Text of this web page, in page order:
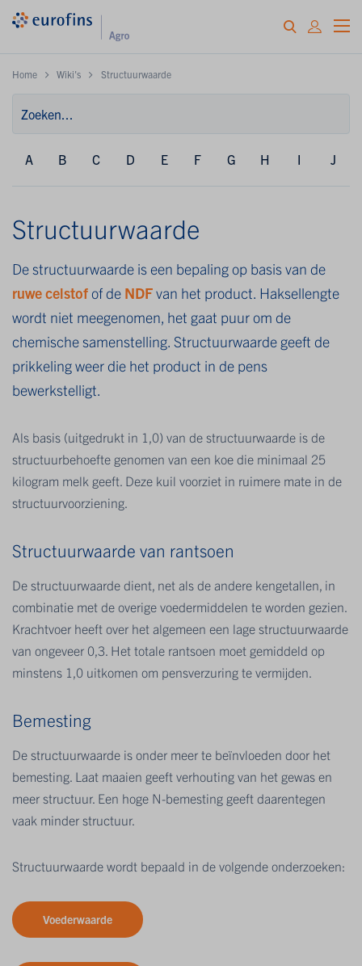
Home Wiki's Structuurwaarde
A B C D E F G H I J
Structuurwaarde
De structuurwaarde is een bepaling op basis van de
ruwe celstofof de NDFvan het product. Haksellengte
wordt niet meegenomen, het gaat puur om de
chemische samenstelling. Structuurwaarde geeft de
prikkeling weer die het product in de pens
bewerkstelligt.
Als basis (uitgedrukt in 1,0) van de structuurwaarde is de
structuurbehoefte genomen van een koe die minimaal 25
kilogram melk geeft. Deze kuil voorziet in ruimere mate in de
structuurvoorziening.
Structuurwaarde van rantsoen
De structuurwaarde dient, net als de andere kengetallen, in
combinatie met de overige voedermiddelen te worden gezien.
Krachtvoer heeft over het algemeen een lage structuurwaarde
van ongeveer 0,3. Het totale rantsoen moet gemiddeld op
minstens 1,0 uitkomen om pensverzuring te vermijden.
Bemesting
De structuurwaarde is onder meer te beïnvloeden door het
bemesting. Laat maaien geeft verhouting van het gewas en
meer structuur. Een hoge N-bemesting geeft daarentegen
vaak minder structuur.
Structuurwaarde wordt bepaald in de volgende onderzoeken:
Voederwaarde